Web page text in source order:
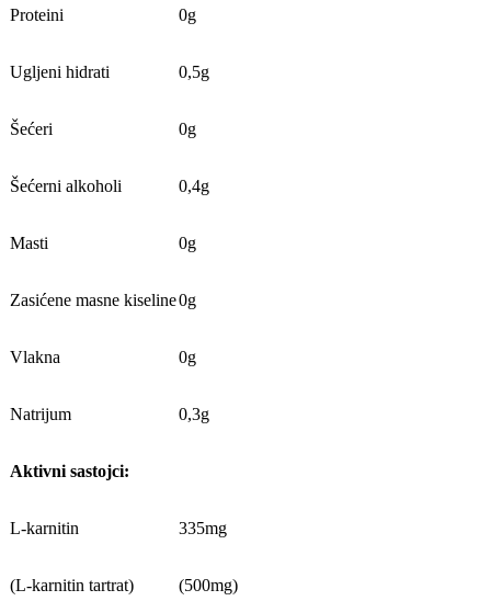
Proteini 0g
Ugljeni hidrati 0,5g
Šećeri 0g
Šećerni alkoholi 0,4g
Masti 0g
Zasićene masne kiseline0g
Vlakna 0g
Natrijum 0,3g
Aktivni sastojci:
L-karnitin 335mg
(L-karnitin tartrat) (500mg)